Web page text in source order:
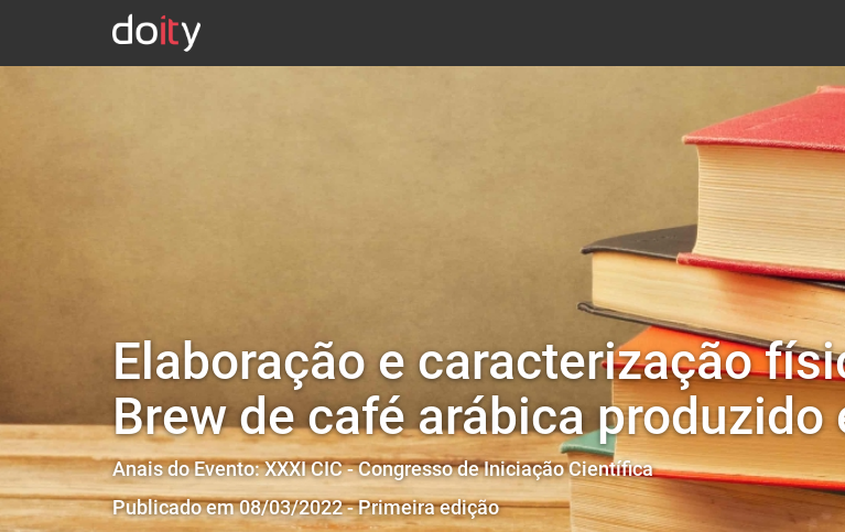
Elaboração e caracterização
Brew de café arábica
Anais do Evento: XXXI CIC - Congresso de Iniciação Científica
Publicado em 08/03/2022 - Primeira edição